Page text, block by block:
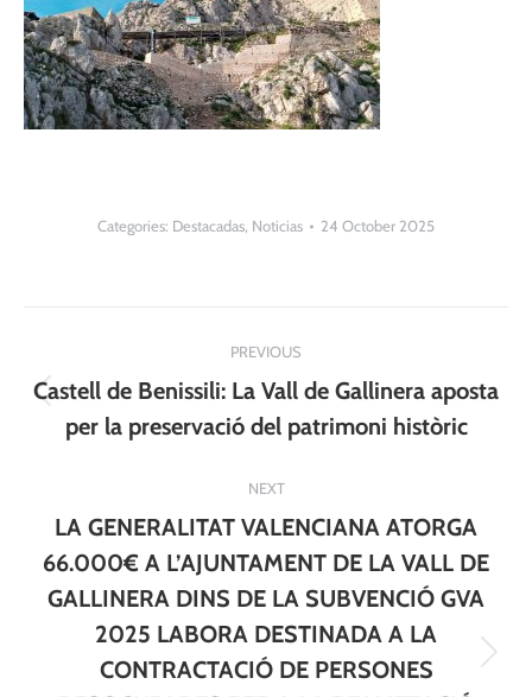
Categories: Destacadas, Noticias 24 October 2025
navigation
PREVIOUS
Previous
post:
Castell de Benissili: La Vall de Gallinera aposta
per la preservació del patrimoni històric
NEXT
Next
LA GENERALITAT VALENCIANA ATORGA
66.000€ A L’AJUNTAMENT DE LA VALL DE
GALLINERA DINS DE LA SUBVENCIÓ GVA
2025 LABORA DESTINADA A LA
CONTRACTACIÓ DE PERSONES